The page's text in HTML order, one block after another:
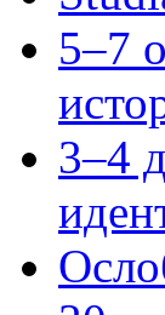
5–7
3–4